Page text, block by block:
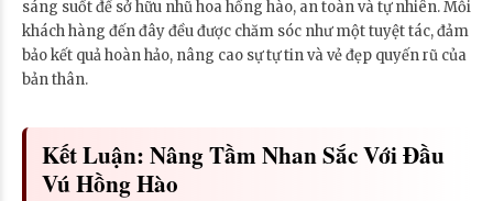
sáng suốt để sở hữu nhũ hoa hồng hào, an toàn và tự nhiên. Mỗi
khách hàng đến đây đều được chăm sóc như một tuyệt tác, đảm
bảo kết quả hoàn hảo, nâng cao sự tự tin và vẻ đẹp quyến rũ của
bản thân.
Kết Luận: Nâng Tầm Nhan Sắc Với Đầu
Vú Hồng Hào